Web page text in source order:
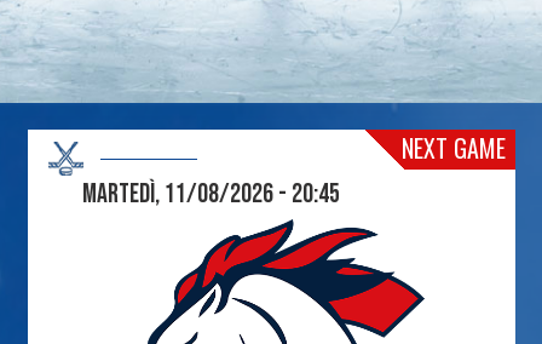
NEXT GAME
Martedì, 11/08/2026 - 20:45